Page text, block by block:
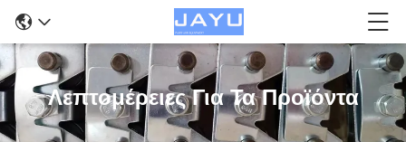
Λεπτομέρειες Για Τα Προϊόντα